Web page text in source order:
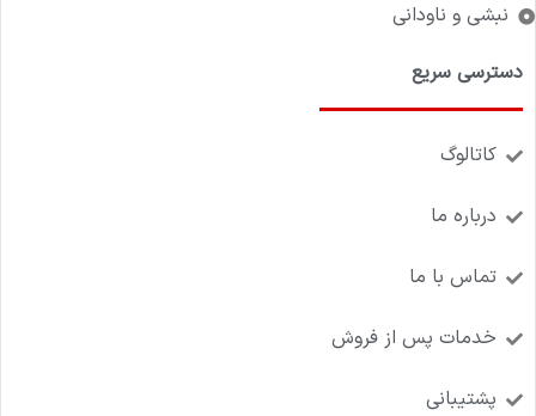
نبشی و ناودانی
دسترسی سریع
کاتالوگ
درباره ما
تماس با ما
خدمات پس از فروش
پشتیبانی